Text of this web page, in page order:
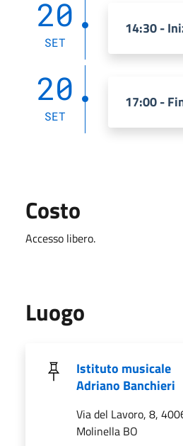
20
SET
14:30 -
20
SET
17:00 -
Costo
Accesso libero.
Luogo
Istituto musicale
Adriano Banchieri
Via del Lavoro, 8,
Molinella BO